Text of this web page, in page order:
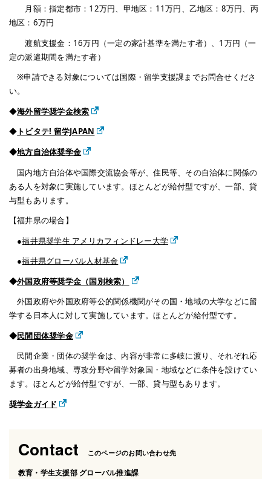
月額：指定都市：12万円、甲地区：11万円、乙地区：8万円、丙
地区：6万円
渡航支援金：16万円（一定の家計基準を満たす者）、1万円（一
定の派遣期間を満たす者）
※申請できる対象については国際・留学支援課までお問合せくださ
い。
◆海外留学奨学金検索
◆ トビタテ! 留学JAPAN
◆地方自治体奨学金
国内地方自治体や国際交流協会等が、住民等、その自治体に関係の
ある人を対象に実施しています。ほとんどが給付型ですが、一部、貸
与型もあります。
【福井県の場合】
●福井県奨学生 アメリカフィンドレー大学
●福井県グローバル人材基金
◆外国政府等奨学金（国別検索）
外国政府や外国政府等公的関係機関がその国・地域の大学などに留
学する日本人に対して実施しています。ほとんどが給付型です。
◆民間団体奨学金
民間企業・団体の奨学金は、内容が非常に多岐に渡り、それぞれ応
募者の出身地域、専攻分野や留学対象国・地域などに条件を設けてい
ます。ほとんどが給付型ですが、一部、貸与型もあります。
奨学金ガイド
Contact このページのお問い合わせ先
教育・学生支援部 グローバル推進課